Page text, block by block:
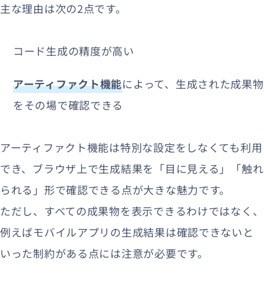
主な理由は次の2点です。
コード生成の精度が高い
アーティファクト機能によって、生成された成果物
をその場で確認できる
アーティファクト機能は特別な設定をしなくても利用
でき、ブラウザ上で生成結果を「目に見える」「触れ
られる」形で確認できる点が大きな魅力です。
ただし、すべての成果物を表示できるわけではなく、
例えばモバイルアプリの生成結果は確認できないと
いった制約がある点には注意が必要です。